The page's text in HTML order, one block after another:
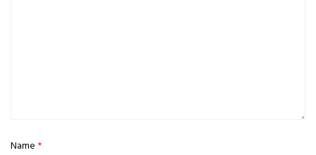
Name *